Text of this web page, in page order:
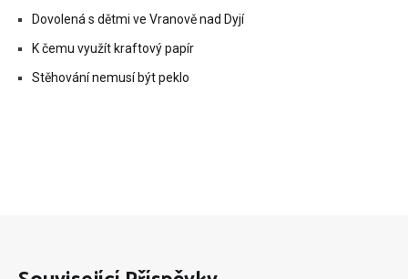
Dovolená s dětmi ve Vranově nad Dyjí
K čemu využít kraftový papír
Stěhování nemusí být peklo